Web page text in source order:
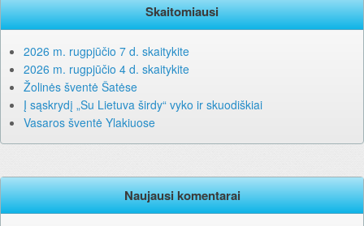
Skaitomiausi
2026 m. rugpjūčio 7 d. skaitykite
2026 m. rugpjūčio 4 d. skaitykite
Žolinės šventė Šatėse
Į sąskrydį „Su Lietuva širdy“ vyko ir skuodiškiai
Vasaros šventė Ylakiuose
Naujausi komentarai